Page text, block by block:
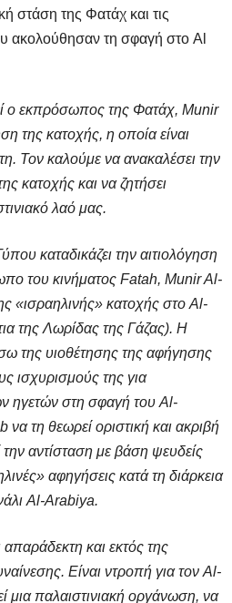
στάση της Φατάχ και τις
ακολούθησαν τη σφαγή στο Al
εκπρόσωπος της Φατάχ, Munir
της κατοχής, η οποία είναι
Τον καλούμε να ανακαλέσει την
κατοχής και να ζητήσει
λαό μας.
καταδικάζει την αιτιολόγηση
του κινήματος Fatah, Munir Al-
«ισραηλινής» κατοχής στο Al-
της Λωρίδας της Γάζας). Η
της υιοθέτησης της αφήγησης
ισχυρισμούς της για
ηγετών στη σφαγή του Al-
τη θεωρεί οριστική και ακριβή
αντίσταση με βάση ψευδείς
αφηγήσεις κατά τη διάρκεια
Al-Arabiya.
και εκτός της
Είναι ντροπή για τον Al-
παλαιστινιακή οργάνωση, να